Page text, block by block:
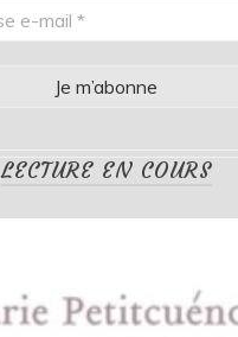
LECTURE EN COURS